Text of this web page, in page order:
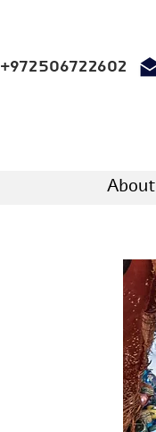
+972506722602
About